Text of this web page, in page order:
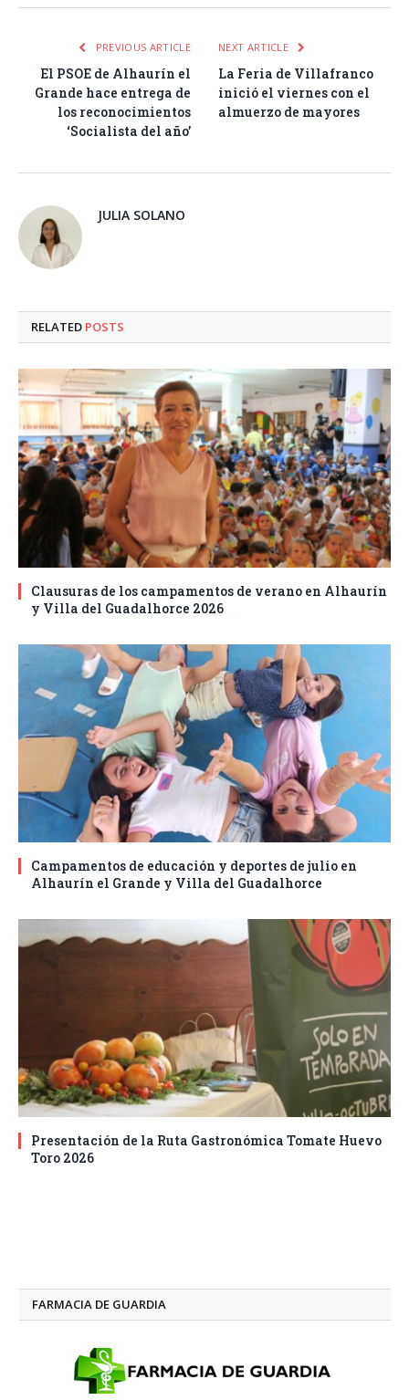
PREVIOUS ARTICLE
El PSOE de Alhaurín el
Grande hace entrega de
los reconocimientos
‘Socialista del año’
NEXT ARTICLE
La Feria de Villafranco
inició el viernes con el
almuerzo de mayores
JULIA SOLANO
RELATED POSTS
Clausuras de los campamentos de verano en Alhaurín
y Villa del Guadalhorce 2026
Campamentos de educación y deportes de julio en
Alhaurín el Grande y Villa del Guadalhorce
Presentación de la Ruta Gastronómica Tomate Huevo
Toro 2026
FARMACIA DE GUARDIA